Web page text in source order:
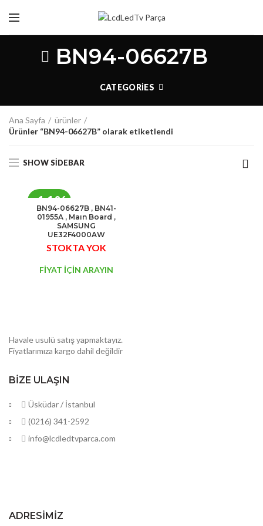
BN94-06627B
CATEGORIES
Ana Sayfa
ürünler
Ürünler “BN94-06627B” olarak etiketlendi
SHOW SIDEBAR
-11%
STOK
YOK
BN94-06627B , BN41-
01955A , Maın Board ,
SAMSUNG
UE32F4000AW
FİYAT İÇİN ARAYIN
STOKTA YOK
Havale usulü satış yapmaktayız.
Fiyatlarımıza kargo dahil değildir
BIZE ULAŞIN
Üsküdar / İstanbul
(0216) 341-2592
info@lcdledtvparca.com
ADRESIMIZ